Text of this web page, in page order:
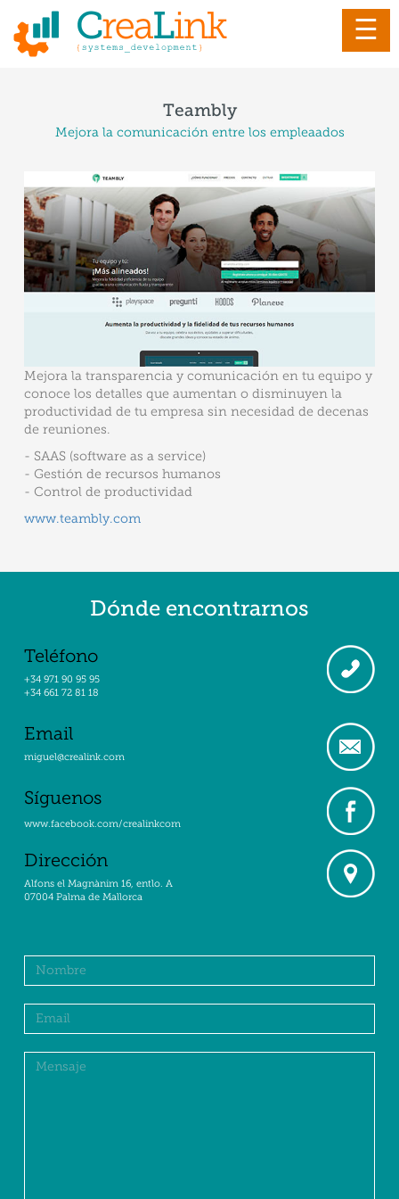
☰
Teambly
Mejora la comunicación entre los empleaados
Mejora la transparencia y comunicación en tu equipo y
conoce los detalles que aumentan o disminuyen la
productividad de tu empresa sin necesidad de decenas
de reuniones.
- SAAS (software as a service)
- Gestión de recursos humanos
- Control de productividad
www.teambly.com
Dónde encontrarnos
Teléfono
+34 971 90 95 95
+34 661 72 81 18
Email
miguel@crealink.com
Síguenos
www.facebook.com/crealinkcom
Dirección
Alfons el Magnànim 16, entlo. A
07004 Palma de Mallorca